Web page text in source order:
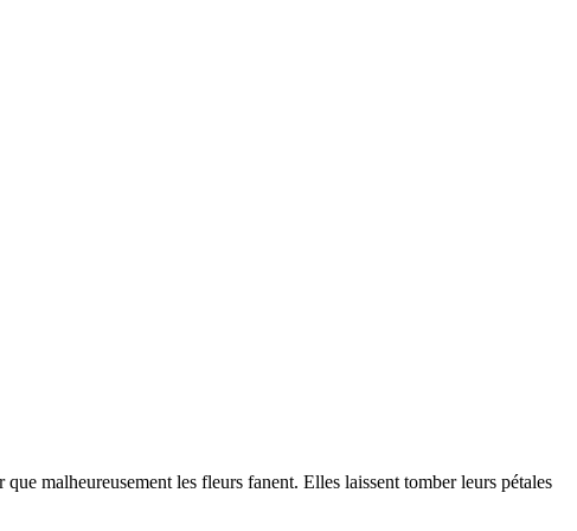
malheureusement les fleurs fanent. Elles laissent tomber leurs pétales